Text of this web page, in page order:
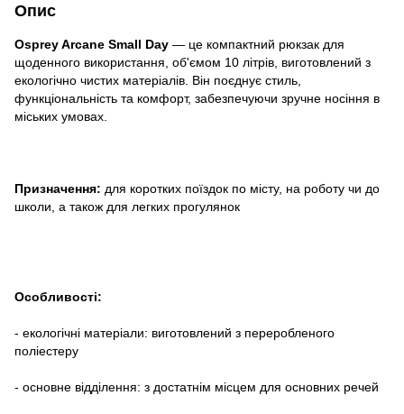
Опис
Osprey Arcane Small Day — це компактний рюкзак для
щоденного використання, об'ємом 10 літрів, виготовлений з
екологічно чистих матеріалів. Він поєднує стиль,
функціональність та комфорт, забезпечуючи зручне носіння в
міських умовах.
Призначення: для коротких поїздок по місту, на роботу чи до
школи, а також для легких прогулянок
Особливості:
- екологічні матеріали: виготовлений з переробленого
поліестеру
- основне відділення: з достатнім місцем для основних речей